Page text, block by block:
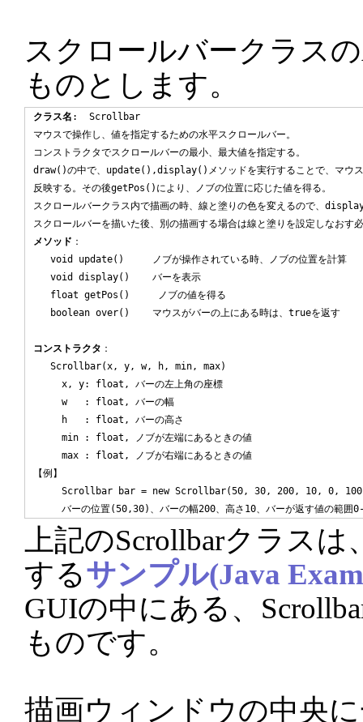
スクロールバークラス
ものとします。
クラス名 :  Scrollbar
マウスで操作し、値を指定するための水平スクロールバー。
コンストラクタでスクロールバーの最小、最大値を指定する。
draw()の中で、update(),display()メソッドを実行することで、マウス
反映する。その後getPos()により、ノブの位置に応じた値を得る。
スクロールバークラス内で描画の時、線と塗りの色を変えるので、
メソッド ：
   void update()     ノブが操作されている時、ノブの位置を計算
   void display()    バーを表示
   float getPos()     ノブの値を得る
   boolean over()    マウスがバーの上にある時は、trueを返す
コンストラクタ ：
   Scrollbar(x, y, w, h, min, max)
     x, y: float, バーの左上角の座標
     w   : float, バーの幅
     h   : float, バーの高さ
     min : float, ノブが左端にあるときの値
     max : float, ノブが右端にあるときの値
【例】
Scrollbar bar = new Scrollbar(50, 30, 200, 10, 0,
上記のScrollbarクラスは
するサンプル(Java
GUIの中にある、
ものです。
描画ウィンドウの中央